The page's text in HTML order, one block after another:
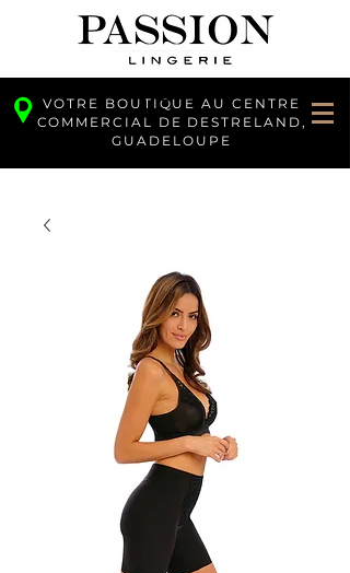
VOTRE BOUTIQUE AU CENTRE
COMMERCIAL DE DESTRELAND,
GUADELOUPE